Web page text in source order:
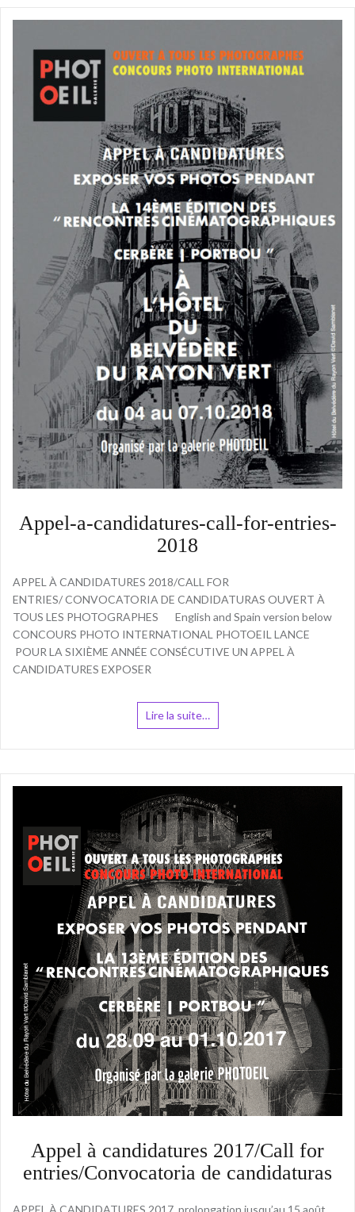
Appel-a-candidatures-call-for-entries-
2018
APPEL À CANDIDATURES 2018/CALL FOR
ENTRIES/ CONVOCATORIA DE CANDIDATURAS OUVERT À
TOUS LES PHOTOGRAPHES English and Spain version below
CONCOURS PHOTO INTERNATIONAL PHOTOEIL LANCE
POUR LA SIXIÈME ANNÉE CONSÉCUTIVE UN APPEL À
CANDIDATURES EXPOSER
Lire la suite…
Appel à candidatures 2017/Call for
entries/Convocatoria de candidaturas